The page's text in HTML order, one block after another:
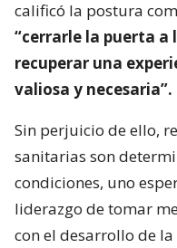
calificó la postura
“cerrarle la puerta a
recuperar una
valiosa y necesaria”.
Sin perjuicio de ello,
sanitarias son
condiciones, uno
liderazgo de tomar
con el desarrollo de